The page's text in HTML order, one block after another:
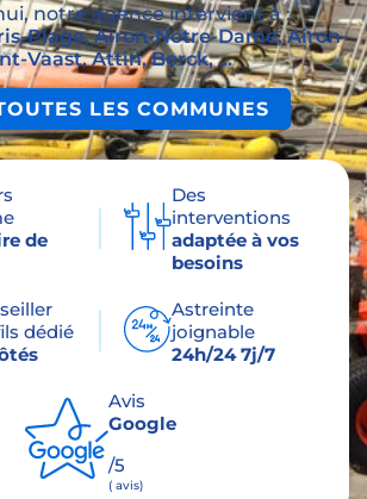
notre agence intervient à :
Plage, Airon-Notre-Dame, Airon-
Vaast, Attin, Berck, ...
LES COMMUNES
de
Des
interventions
adaptée à vos
besoins
dédié
Astreinte
joignable
24h/24 7j/7
Avis
Google
/5
( avis)